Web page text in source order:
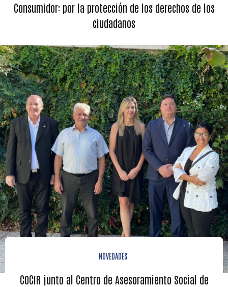
Consumidor: por la protección de los derechos de los
ciudadanos
NOVEDADES
COCIR junto al Centro de Asesoramiento Social de